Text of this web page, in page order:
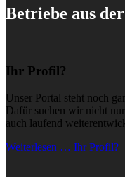
Betriebe aus
Ihr Profil?
Unser Portal steht noch
Dafür suchen wir nicht
auch laufend
Weiterlesen … Ihr Profil?